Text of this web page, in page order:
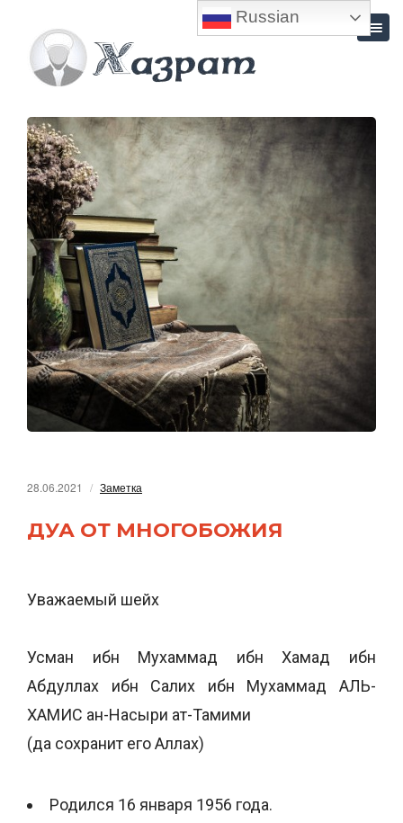
28.06.2021 Заметка
ДУА ОТ МНОГОБОЖИЯ
Уважаемый шейх
Усман ибн Мухаммад ибн Хамад ибн
Абдуллах ибн Салих ибн Мухаммад АЛЬ-
ХАМИС ан-Насыри ат-Тамими
(да сохранит его Аллах)
Родился 16 января 1956 года.
Russian